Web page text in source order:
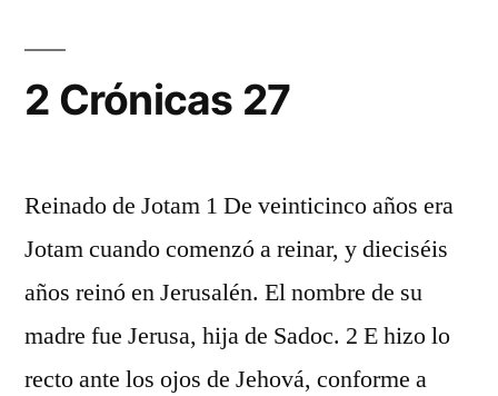
2 Crónicas 27
Reinado de Jotam 1 De veinticinco años era
Jotam cuando comenzó a reinar, y dieciséis
años reinó en Jerusalén. El nombre de su
madre fue Jerusa, hija de Sadoc. 2 E hizo lo
recto ante los ojos de Jehová, conforme a